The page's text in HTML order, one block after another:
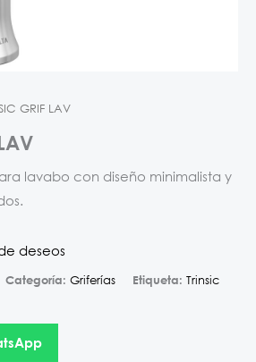
GRIF LAV
lavabo con diseño minimalista y
deseos
Categoría: Griferías Etiqueta: Trinsic